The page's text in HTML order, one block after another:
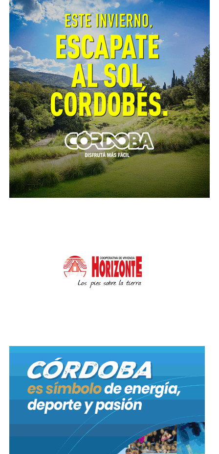
detalló las nuevas tareas desarrolladas en esta
temporada desde la Mesa: “Llevamos a cabo dos
bloqueos junto a Defensa Civil y otras áreas ante la
aparición de casos, donde se realizó el rociado
intradomiciliario casa por casa, la promoción de las
medidas de cuidado y la búsqueda activa de febriles.
Visitamos 214 viviendas y detectamos un paciente con
síntomas compatibles que, afortunadamente dio
negativo”.
Fiscalización y control
A la par de la prevención, el Municipio a través de la
Unidad de Riesgo Sanitario intervino en diferentes
espacios que representaban focos de infección
latentes. En estos siete meses, se labraron 1.067 actas
de riesgo, se denunciaron penalmente 269
remoción de 6.747 toneladas de residuos y
escombros. Del total de espacios críticos
intervenidos, 143 fueron saneados por la cuadrilla
Por otra parte, la red de atención primaria
desempeñó un rol fundamental en el cambio de
paradigma cultural y médico respecto al virus.
La prevención no se detiene
Aunque el balance de estos meses demuestra una
baja de casos y una estabilidad sostenida, desde la
secretaría de Salud aclararon que no se da por
finalizado el brote. Los equipos técnicos mantendrán